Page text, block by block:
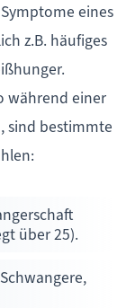
eines
z.B. häufiges
während einer
sind bestimmte
über 25).